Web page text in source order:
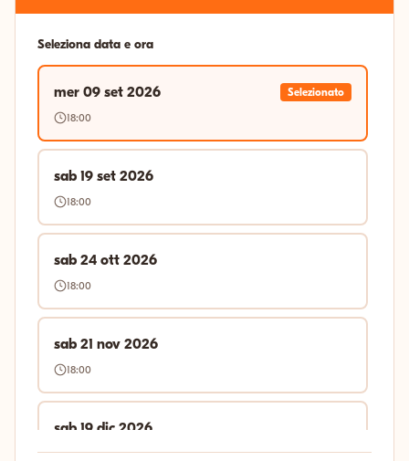
Seleziona data e ora
mer 09 set 2026
Selezionato
18:00
sab 19 set 2026
18:00
sab 24 ott 2026
18:00
sab 21 nov 2026
18:00
sab 19 dic 2026
18:00